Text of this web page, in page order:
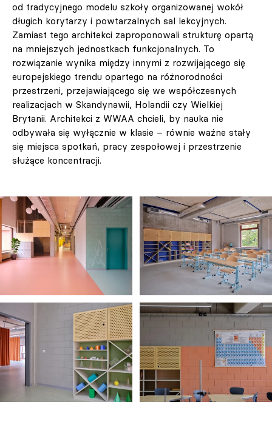
od tradycyjnego modelu szkoły organizowanej wokół
długich korytarzy i powtarzalnych sal lekcyjnych.
Zamiast tego architekci zaproponowali strukturę opartą
na mniejszych jednostkach funkcjonalnych. To
rozwiązanie wynika między innymi z rozwijającego się
europejskiego trendu opartego na różnorodności
przestrzeni, przejawiającego się we współczesnych
realizacjach w Skandynawii, Holandii czy Wielkiej
Brytanii. Architekci z WWAA chcieli, by nauka nie
odbywała się wyłącznie w klasie – równie ważne stały
się miejsca spotkań, pracy zespołowej i przestrzenie
służące koncentracji.